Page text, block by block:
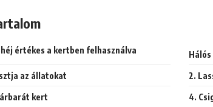
értékes a kertben felhasználva
az állatokat 2.
kert 4.